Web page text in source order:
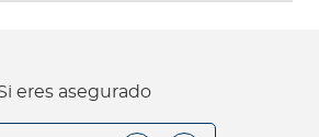
eres asegurado